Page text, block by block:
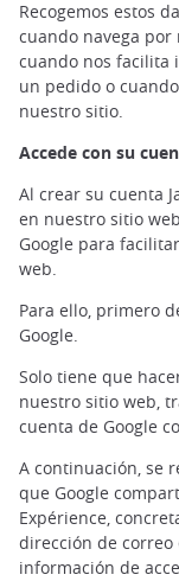
Recogemos estos
cuando navega por
cuando nos facilita
un pedido o
nuestro sitio.
Accede con su
Al crear su cuenta
en nuestro sitio
Google para
web.
Para ello, primero
Google.
Solo tiene que
nuestro sitio web,
cuenta de Google
A continuación, se
que Google
Expérience,
dirección de correo
información de